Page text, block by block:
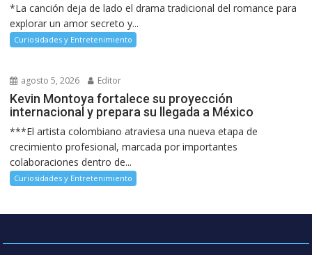
*La canción deja de lado el drama tradicional del romance para
explorar un amor secreto y...
Curiosidades y Entretenimiento
agosto 5, 2026 Editor
Kevin Montoya fortalece su proyección
internacional y prepara su llegada a México
***El artista colombiano atraviesa una nueva etapa de
crecimiento profesional, marcada por importantes
colaboraciones dentro de...
Curiosidades y Entretenimiento